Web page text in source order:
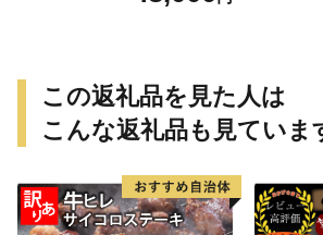
この返礼品を見た人は
こんな返礼品も見ていま